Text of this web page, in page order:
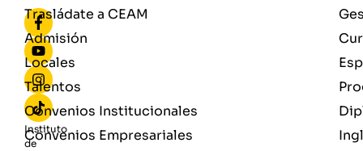
Instituto
de
Trasládate a CEAM
Admisión
Locales
Talentos
Convenios Institucionales
Convenios Empresariales